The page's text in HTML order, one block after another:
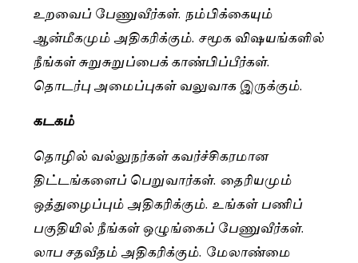
உறவைப் பேணுவீர்கள். நம்பிக்கையும்
ஆன்மீகமும் அதிகரிக்கும். சமூக விஷயங்களில்
நீங்கள் சுறுசுறுப்பைக் காண்பிப்பீர்கள்.
தொடர்பு அமைப்புகள் வலுவாக இருக்கும்.
கடகம்
தொழில் வல்லுநர்கள் கவர்ச்சிகரமான
திட்டங்களைப் பெறுவார்கள். தைரியமும்
ஒத்துழைப்பும் அதிகரிக்கும். உங்கள் பணிப்
பகுதியில் நீங்கள் ஒழுங்கைப் பேணுவீர்கள்.
லாப சதவீதம் அதிகரிக்கும். மேலாண்மை